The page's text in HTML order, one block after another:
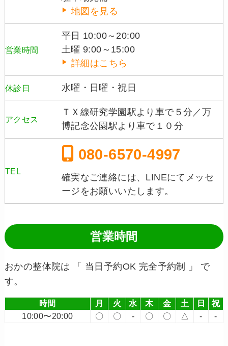
地図を見る
営業時間
平日 10:00～20:00
土曜 9:00～15:00
詳細はこちら
休診日 水曜・日曜・祝日
アクセス
ＴＸ線研究学園駅より車で５分／万
博記念公園駅より車で１０分
TEL
080-6570-4997
確実なご連絡には、LINEにてメッセ
ージをお願いいたします。
営業時間
おかの整体院は 「 当日予約OK 完全予約制 」 で
す。
時間 月 火 水 木 金 土 日
祝
10:00〜20:00
〇 〇 - 〇 〇 △ - -